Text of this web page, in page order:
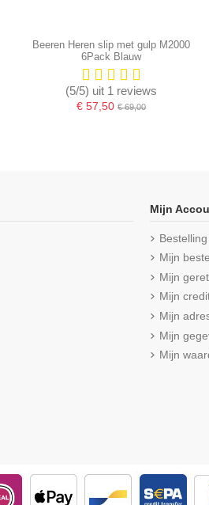
Beeren Heren slip met gulp M2000
6Pack Blauw
(5/5) uit 1 reviews
€ 57,50€ 69,00
Mijn
Mijn
Mijn
Mijn
Mijn
Mijn
Mijn